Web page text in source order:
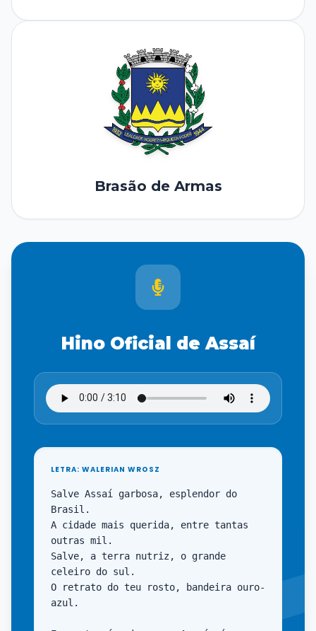
Brasão de Armas
Hino Oficial de Assaí
LETRA: WALERIAN WROSZ
Salve Assaí garbosa, esplendor do
Brasil.
A cidade mais querida, entre tantas
outras mil.
Salve, a terra nutriz, o grande
celeiro do sul.
O retrato do teu rosto, bandeira ouro-
azul.